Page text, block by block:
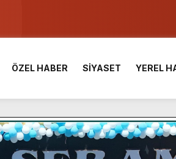
görev değişimi!
son gün 7 Ağustos.
ilerliyor.
ÖZEL HABER SİYASET YEREL